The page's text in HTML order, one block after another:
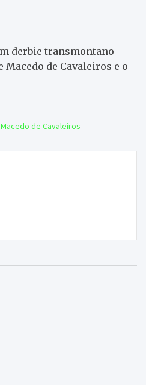
derbie transmontano
Macedo de Cavaleiros e o
de Cavaleiros